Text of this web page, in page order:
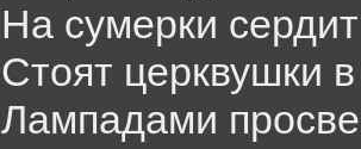
На сумерки
Стоят церквушки
Лампадами